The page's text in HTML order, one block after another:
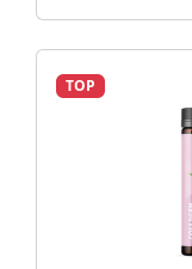
TOP